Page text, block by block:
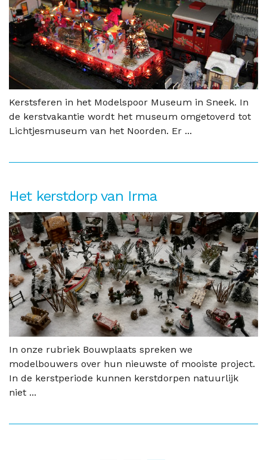
Kerstsferen in het Modelspoor Museum in Sneek. In
de kerstvakantie wordt het museum omgetoverd tot
Lichtjesmuseum van het Noorden. Er ...
Het kerstdorp van Irma
In onze rubriek Bouwplaats spreken we
modelbouwers over hun nieuwste of mooiste project.
In de kerstperiode kunnen kerstdorpen natuurlijk
niet ...